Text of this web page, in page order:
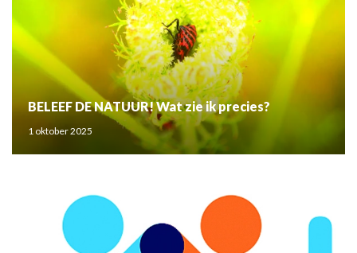
BELEEF DE NATUUR! Wat zie ik precies?
1 oktober 2025